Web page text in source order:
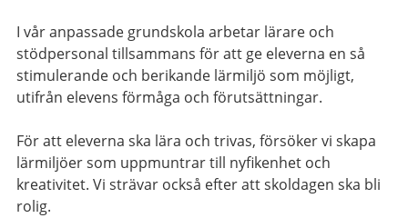
I vår anpassade grundskola arbetar lärare och
stödpersonal tillsammans för att ge eleverna en så
stimulerande och berikande lärmiljö som möjligt,
utifrån elevens förmåga och förutsättningar.
För att eleverna ska lära och trivas, försöker vi skapa
lärmiljöer som uppmuntrar till nyfikenhet och
kreativitet. Vi strävar också efter att skoldagen ska bli
rolig.